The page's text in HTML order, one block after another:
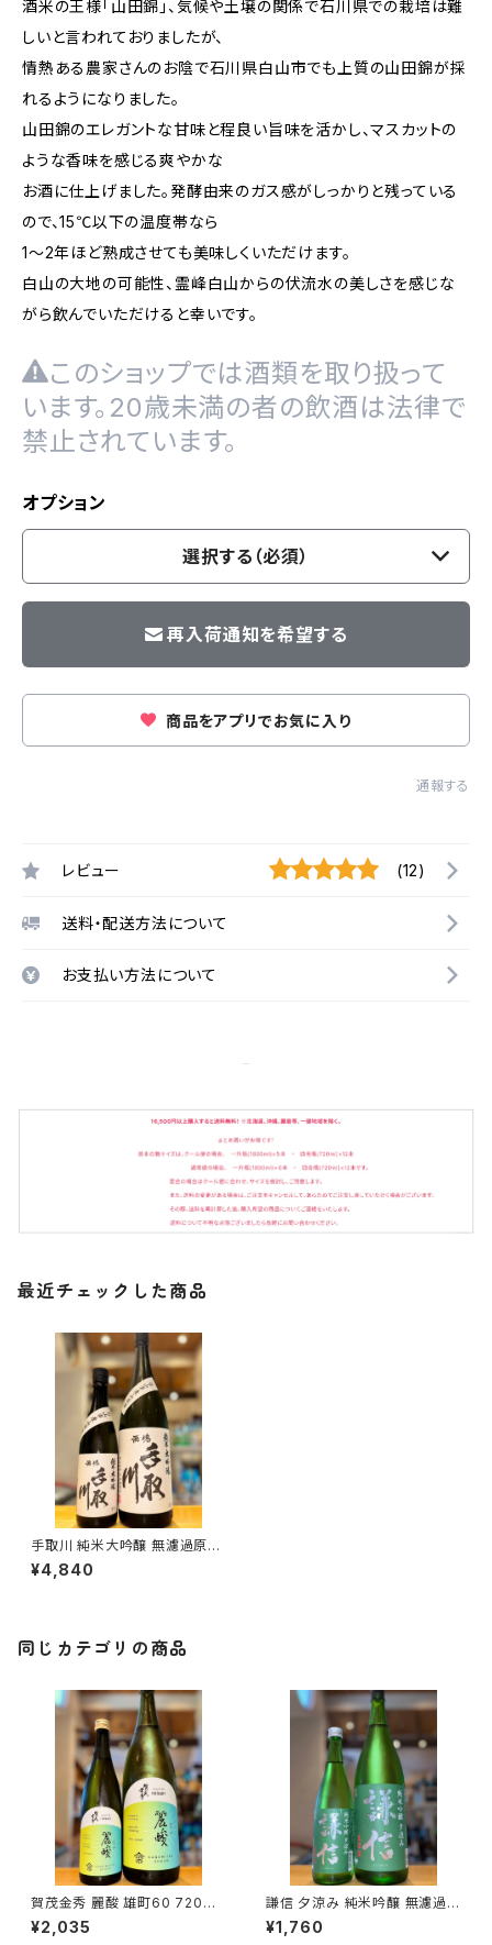
酒米の王様「山田錦」、気候や土壌の関係で石川県での栽培は難
しいと言われておりましたが、
情熱ある農家さんのお陰で石川県白山市でも上質の山田錦が採
れるようになりました。
山田錦のエレガントな甘味と程良い旨味を活かし、マスカットの
ような香味を感じる爽やかな
お酒に仕上げました。発酵由来のガス感がしっかりと残っている
ので、15℃以下の温度帯なら
1～2年ほど熟成させても美味しくいただけます。
白山の大地の可能性、霊峰白山からの伏流水の美しさを感じな
がら飲んでいただけると幸いです。
このショップでは酒類を取り扱って
います。20歳未満の者の飲酒は法律で
禁止されています。
オプション
選択する（必須）
再入荷通知を希望する
商品をアプリでお気に入り
通報する
レビュー (12)
送料・配送方法について
お支払い方法について
最近チェックした商品
手取川 純米大吟醸 無濾過原酒
白山市産山田錦 1800ml１本
（吉田酒造・石川県白山市安吉
¥4,840
同じカテゴリの商品
賀茂金秀 麗酸 雄町60 720ml
１本（金光酒造・広島県東広島市
黒瀬町）
¥2,035
謙信 夕涼み 純米吟醸 無濾過生
720ml１本（池田屋酒造・新潟
県糸魚川市新鉄）
¥1,760